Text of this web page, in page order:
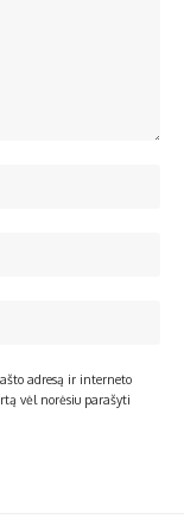
adresą ir interneto
vėl norėsiu parašyti